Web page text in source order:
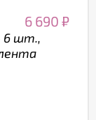
6 690 ₽
6 шт.,